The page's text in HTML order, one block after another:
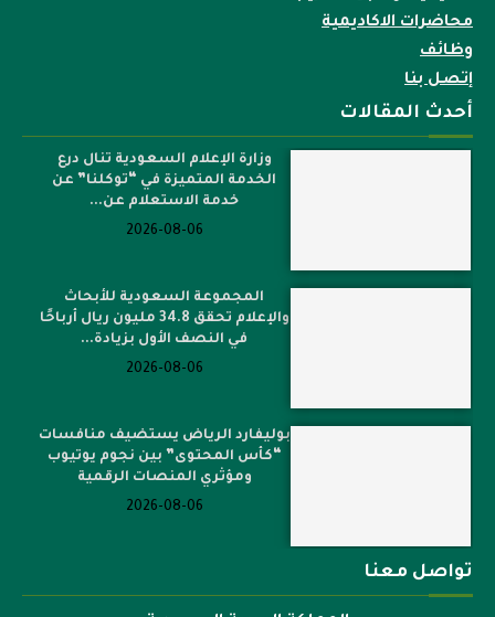
محاضرات الاكاديمية
وظائف
إتصل بنا
أحدث المقالات
وزارة الإعلام السعودية تنال درع
الخدمة المتميزة في “توكلنا” عن
خدمة الاستعلام عن...
2026-08-06
المجموعة السعودية للأبحاث
والإعلام تحقق 34.8 مليون ريال أرباحًا
في النصف الأول بزيادة...
2026-08-06
بوليفارد الرياض يستضيف منافسات
“كأس المحتوى” بين نجوم يوتيوب
ومؤثري المنصات الرقمية
2026-08-06
تواصل معنا